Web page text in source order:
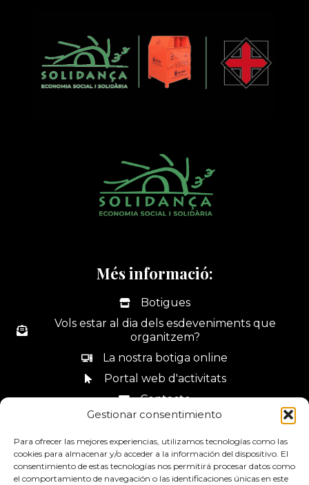
Gestionar consentimiento
Para ofrecer las mejores experiencias, utilizamos tecnologías como las
cookies para almacenar y/o acceder a la información del dispositivo. El
consentimiento de estas tecnologías nos permitirá procesar datos como
el comportamiento de navegación o las identificaciones únicas en este
Més informació:
Botigues
Vols estar al dia dels esdeveniments que
organitzem?
La nostra botiga online
Portal web d'activitats
Contacte
Canal de denúncies